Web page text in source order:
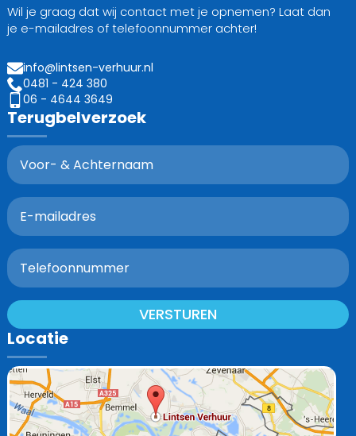
Wil je graag dat wij contact met je opnemen? Laat dan
je e-mailadres of telefoonnummer achter!
info@lintsen-verhuur.nl
0481 - 424 380
06 - 4644 3649
Terugbelverzoek
VERSTUREN
Locatie